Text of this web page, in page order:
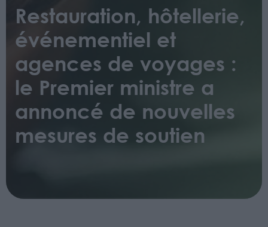
Restauration, hôtellerie,
événementiel et
agences de voyages :
le Premier ministre a
annoncé de nouvelles
mesures de soutien